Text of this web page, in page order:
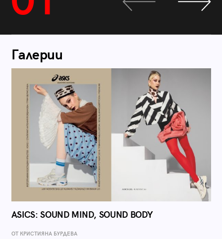
Галерии
ASICS: SOUND MIND, SOUND BODY
ОТ КРИСТИЯНА БУРДЕВА